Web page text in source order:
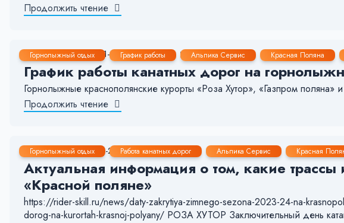
Продолжить чтение
Горнолыжный отдых График работы Альпика Сервис Красная Поляна
7 Ноя, 2024 1-2 мин. 1195 18
График работы канатных дорог на
Горнолыжные краснополянские курорты «Роза Хутор», «Газпром
Продолжить чтение
Горнолыжный отдых Работа канатных дорог Альпика Сервис Красная
1 Апр, 2024 1-2 мин. 8695 17
Актуальная информация о том, какие
«Красной поляне»
https://rider-skill.ru/news/daty-zakrytiya-zimnego-sezona-2023-24-na-
dorog-na-kurortah-krasnoj-polyany/ РОЗА ХУТОР Заключительный день